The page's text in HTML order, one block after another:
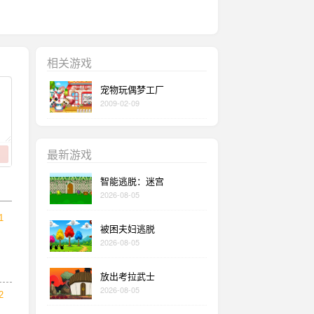
相关游戏
宠物玩偶梦工厂
2009-02-09
最新游戏
智能逃脱：迷宫
2026-08-05
被困夫妇逃脱
2026-08-05
放出考拉武士
2026-08-05